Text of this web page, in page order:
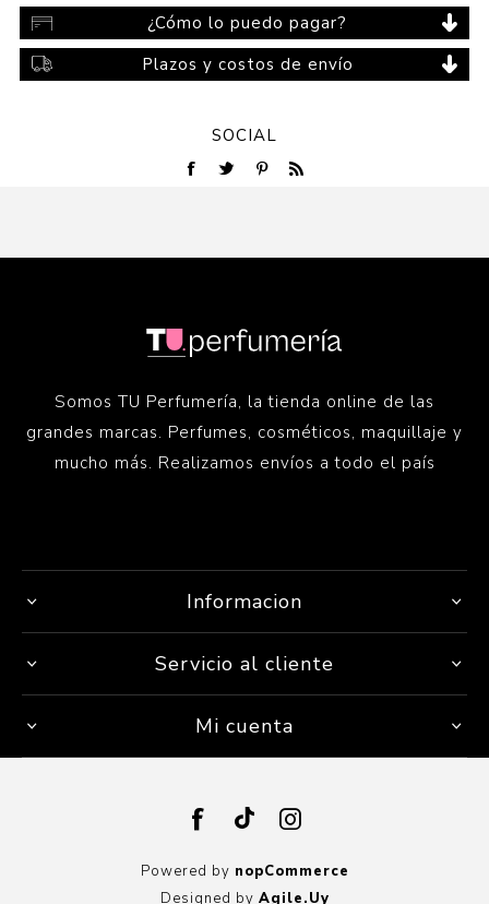
¿Cómo lo puedo pagar?
Plazos y costos de envío
SOCIAL
Somos TU Perfumería, la tienda online de las
grandes marcas. Perfumes, cosméticos, maquillaje y
mucho más. Realizamos envíos a todo el país
Informacion
Servicio al cliente
Mi cuenta
Powered by nopCommerce
Designed by Agile.Uy